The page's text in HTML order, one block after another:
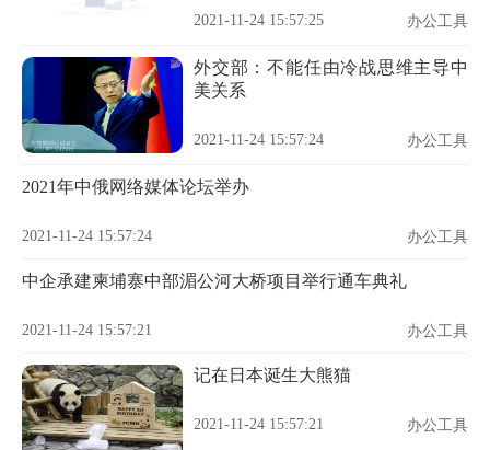
2021-11-24 15:57:25 办公工具
外交部：不能任由冷战思维主导中
美关系
2021-11-24 15:57:24 办公工具
2021年中俄网络媒体论坛举办
2021-11-24 15:57:24 办公工具
中企承建柬埔寨中部湄公河大桥项目举行通车典礼
2021-11-24 15:57:21 办公工具
记在日本诞生大熊猫
2021-11-24 15:57:21 办公工具